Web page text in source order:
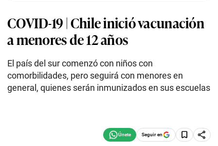
COVID-19 | Chile inició vacunación
a menores de 12 años
El país del sur comenzó con niños con
comorbilidades, pero seguirá con menores en
general, quienes serán inmunizados en sus escuelas
Seguir en